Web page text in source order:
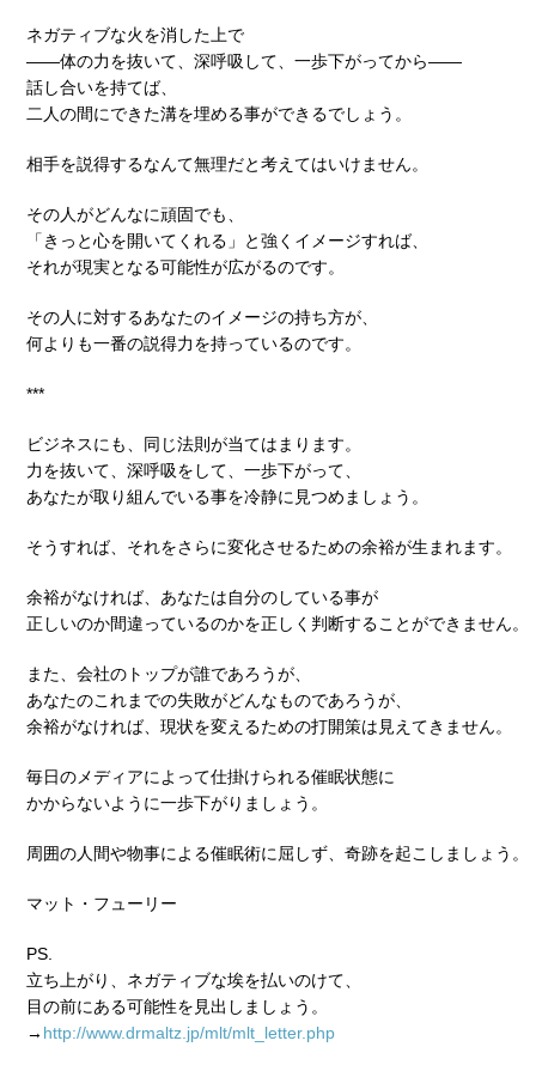
ネガティブな火を消した上で
――体の力を抜いて、深呼吸して、一歩下がってから――
話し合いを持てば、
二人の間にできた溝を埋める事ができるでしょう。
相手を説得するなんて無理だと考えてはいけません。
その人がどんなに頑固でも、
「きっと心を開いてくれる」と強くイメージすれば、
それが現実となる可能性が広がるのです。
その人に対するあなたのイメージの持ち方が、
何よりも一番の説得力を持っているのです。
***
ビジネスにも、同じ法則が当てはまります。
力を抜いて、深呼吸をして、一歩下がって、
あなたが取り組んでいる事を冷静に見つめましょう。
そうすれば、それをさらに変化させるための余裕が生まれます。
余裕がなければ、あなたは自分のしている事が
正しいのか間違っているのかを正しく判断することができません。
また、会社のトップが誰であろうが、
あなたのこれまでの失敗がどんなものであろうが、
余裕がなければ、現状を変えるための打開策は見えてきません。
毎日のメディアによって仕掛けられる催眠状態に
かからないように一歩下がりましょう。
周囲の人間や物事による催眠術に屈しず、奇跡を起こしましょう。
マット・フューリー
PS.
立ち上がり、ネガティブな埃を払いのけて、
目の前にある可能性を見出しましょう。
→ http://www.drmaltz.jp/mlt/mlt_letter.php